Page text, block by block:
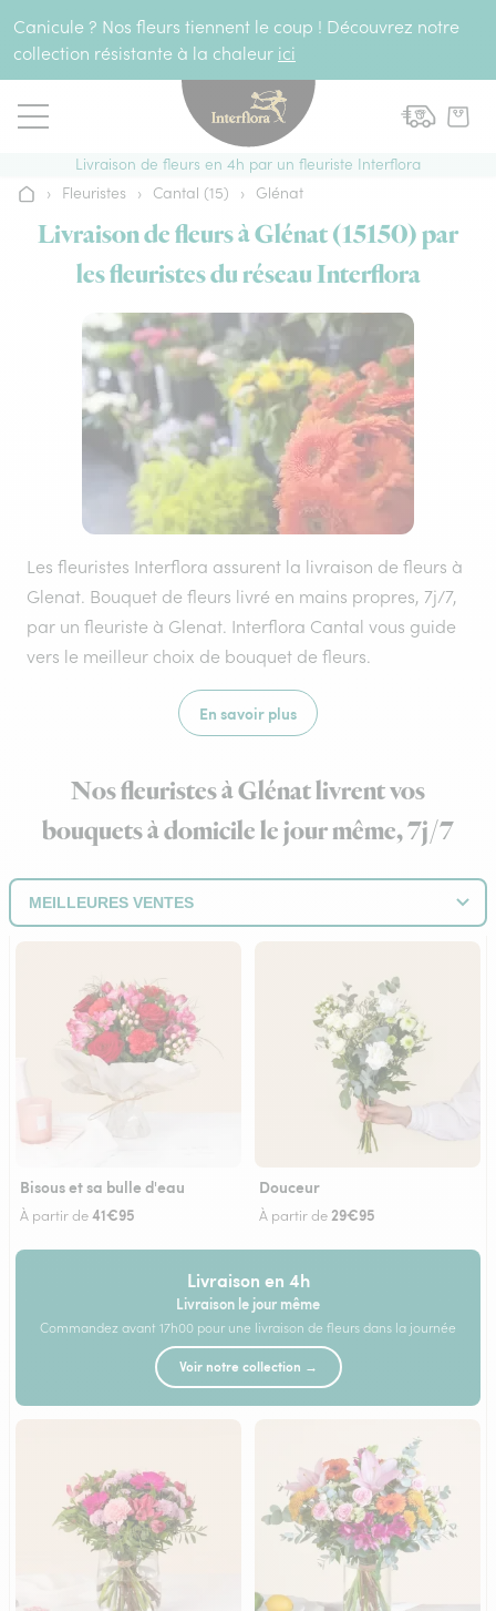
Canicule ? Nos fleurs tiennent le coup ! Découvrez notre
collection résistante à la chaleur ici
Livraison de fleurs en 4h par un fleuriste Interflora
Accueil
› Fleuristes › Cantal (15) › Glénat
Livraison de fleurs à Glénat (15150) par
les fleuristes du réseau Interflora
Les fleuristes Interflora assurent la livraison de fleurs à
Glenat. Bouquet de fleurs livré en mains propres, 7j/7,
par un fleuriste à Glenat. Interflora Cantal vous guide
vers le meilleur choix de bouquet de fleurs.
En savoir plus
Nos fleuristes à Glénat livrent vos
bouquets à domicile le jour même, 7j/7
Bisous et sa bulle d'eau
À partir de41€95
Douceur
À partir de29€95
Livraison en 4h
Livraison le jour même
Commandez avant 17h00 pour une livraison de fleurs dans la journée
Voir notre collection →